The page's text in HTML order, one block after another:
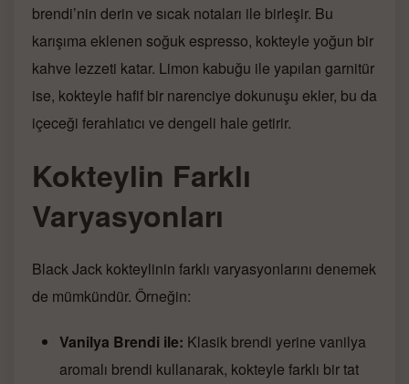
brendi’nin derin ve sıcak notaları ile birleşir. Bu
karışıma eklenen soğuk espresso, kokteyle yoğun bir
kahve lezzeti katar. Limon kabuğu ile yapılan garnitür
ise, kokteyle hafif bir narenciye dokunuşu ekler, bu da
içeceği ferahlatıcı ve dengeli hale getirir.
Kokteylin Farklı
Varyasyonları
Black Jack kokteylinin farklı varyasyonlarını denemek
de mümkündür. Örneğin:
Vanilya Brendi ile: Klasik brendi yerine vanilya
aromalı brendi kullanarak, kokteyle farklı bir tat